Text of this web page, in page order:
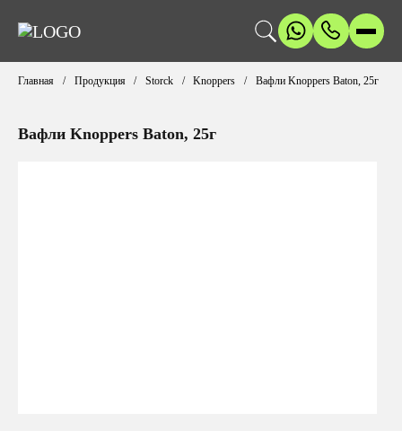
Главная Продукция Storck Knoppers Вафли Knoppers Baton, 25г
Вафли Knoppers Baton, 25г